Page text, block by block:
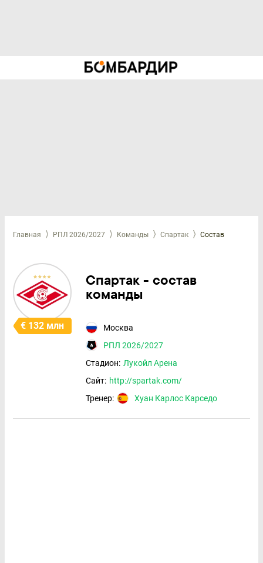
Главная РПЛ 2026/2027 Команды Спартак Состав
€ 132 млн
Спартак - состав
команды
Москва
РПЛ 2026/2027
Стадион: Лукойл Арена
Сайт: http://spartak.com/
Тренер:
Хуан Карлос Карседо